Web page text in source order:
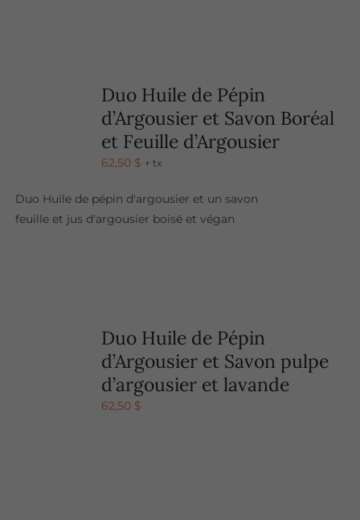
Duo Huile de Pépin
d’Argousier et Savon Boréal
et Feuille d’Argousier
62,50 $ + tx
Duo Huile de pépin d'argousier et un savon
feuille et jus d'argousier boisé et végan
Duo Huile de Pépin
d’Argousier et Savon pulpe
d’argousier et lavande
62,50 $